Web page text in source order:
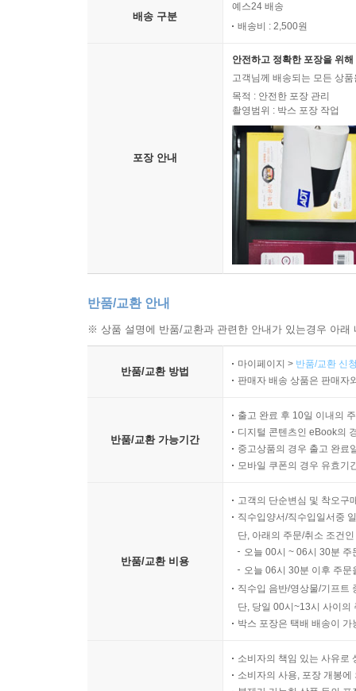
배송 구분
예스24 배송
배송비 : 2,500원
포장 안내
안전하고 정확한 포장을 위
고객님께 배송되는 모든 상
목적 : 안전한 포장 관리
촬영범위 : 박스 포장 작업
반품/교환 안내
※ 상품 설명에 반품/교환과 관련한 안내가 있는경우 아
반품/교환 방법
마이페이지 > 반품/교환 신
판매자 배송 상품은 판매자
반품/교환 가능기간
출고 완료 후 10일 이내의
디지털 콘텐츠인 eBook의
중고상품의 경우 출고 완료
모바일 쿠폰의 경우 유효기
반품/교환 비용
고객의 단순변심 및 착오구
직수입양서/직수입일서중
단, 아래의 주문/취소 조건
오늘 00시 ~ 06시 30분
오늘 06시 30분 이후 주
직수입 음반/영상물/기프트
단, 당일 00시~13시 사이의
박스 포장은 택배 배송이
소비자의 책임 있는 사유로
소비자의 사용, 포장 개봉